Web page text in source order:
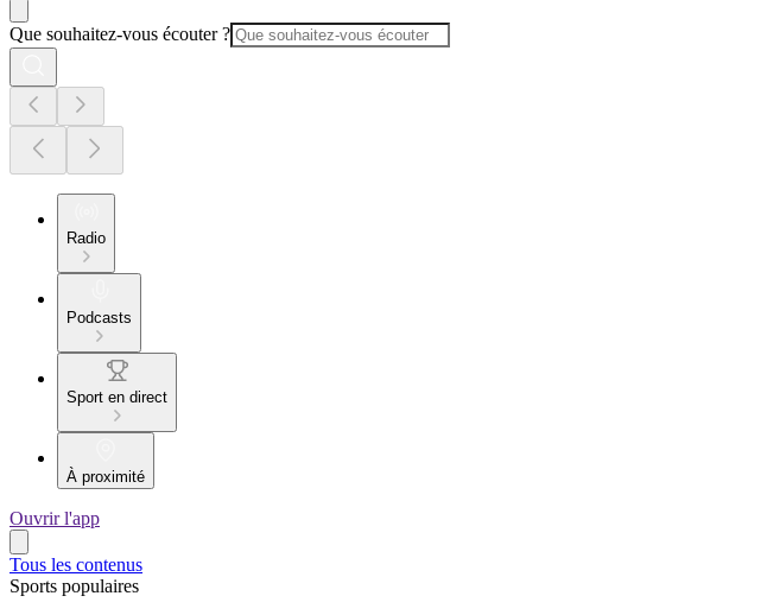
Que souhaitez-vous écouter ?
Radio
Podcasts
Sport en direct
À proximité
Ouvrir l'app
Tous les contenus
Sports populaires